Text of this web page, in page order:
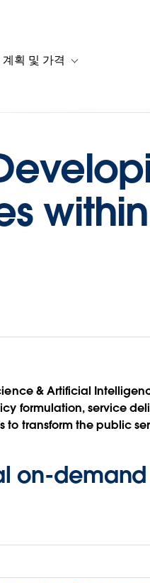
리for 솔루션
sub-navigation for 리소스
계획 및 가격 Toggle sub-
& Artificial
formulation, service
transform the public
on-demand